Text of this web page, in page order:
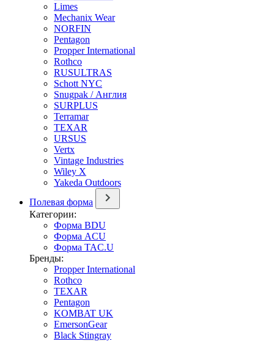
Limes
Mechanix Wear
NORFIN
Pentagon
Propper International
Rothco
RUSULTRAS
Schott NYC
Snugpak / Англия
SURPLUS
Terramar
TEXAR
URSUS
Vertx
Vintage Industries
Wiley X
Yakeda Outdoors
Полевая форма
Категории:
Форма BDU
Форма ACU
Форма TAC.U
Бренды:
Propper International
Rothco
TEXAR
Pentagon
KOMBAT UK
EmersonGear
Black Stingray